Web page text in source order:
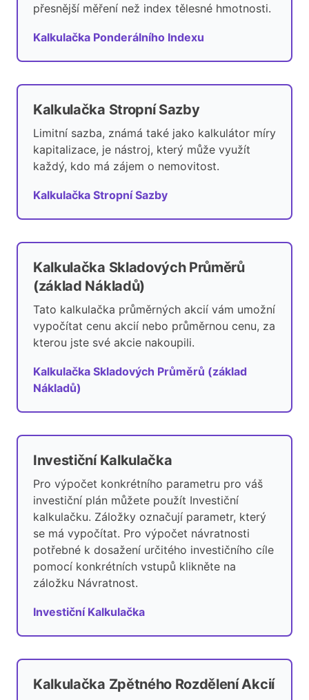
přesnější měření než index tělesné hmotnosti.
Kalkulačka Ponderálního Indexu
Kalkulačka Stropní Sazby
Limitní sazba, známá také jako kalkulátor míry
kapitalizace, je nástroj, který může využít
každý, kdo má zájem o nemovitost.
Kalkulačka Stropní Sazby
Kalkulačka Skladových Průměrů
(základ Nákladů)
Tato kalkulačka průměrných akcií vám umožní
vypočítat cenu akcií nebo průměrnou cenu, za
kterou jste své akcie nakoupili.
Kalkulačka Skladových Průměrů (základ
Nákladů)
Investiční Kalkulačka
Pro výpočet konkrétního parametru pro váš
investiční plán můžete použít Investiční
kalkulačku. Záložky označují parametr, který
se má vypočítat. Pro výpočet návratnosti
potřebné k dosažení určitého investičního cíle
pomocí konkrétních vstupů klikněte na
záložku Návratnost.
Investiční Kalkulačka
Kalkulačka Zpětného Rozdělení Akcií